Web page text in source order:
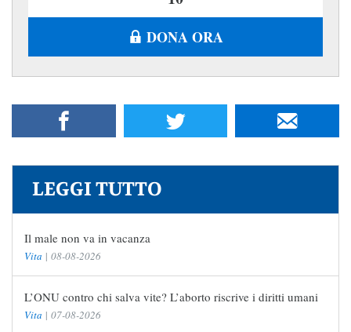
DONA ORA
LEGGI TUTTO
Il male non va in vacanza
Vita | 08-08-2026
L’ONU contro chi salva vite? L’aborto riscrive i diritti umani
Vita | 07-08-2026